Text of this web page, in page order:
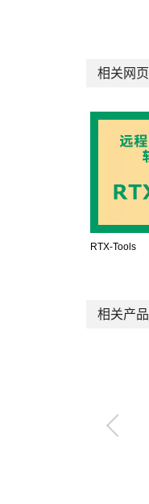
相关网页
RTX-Tools
相关产品